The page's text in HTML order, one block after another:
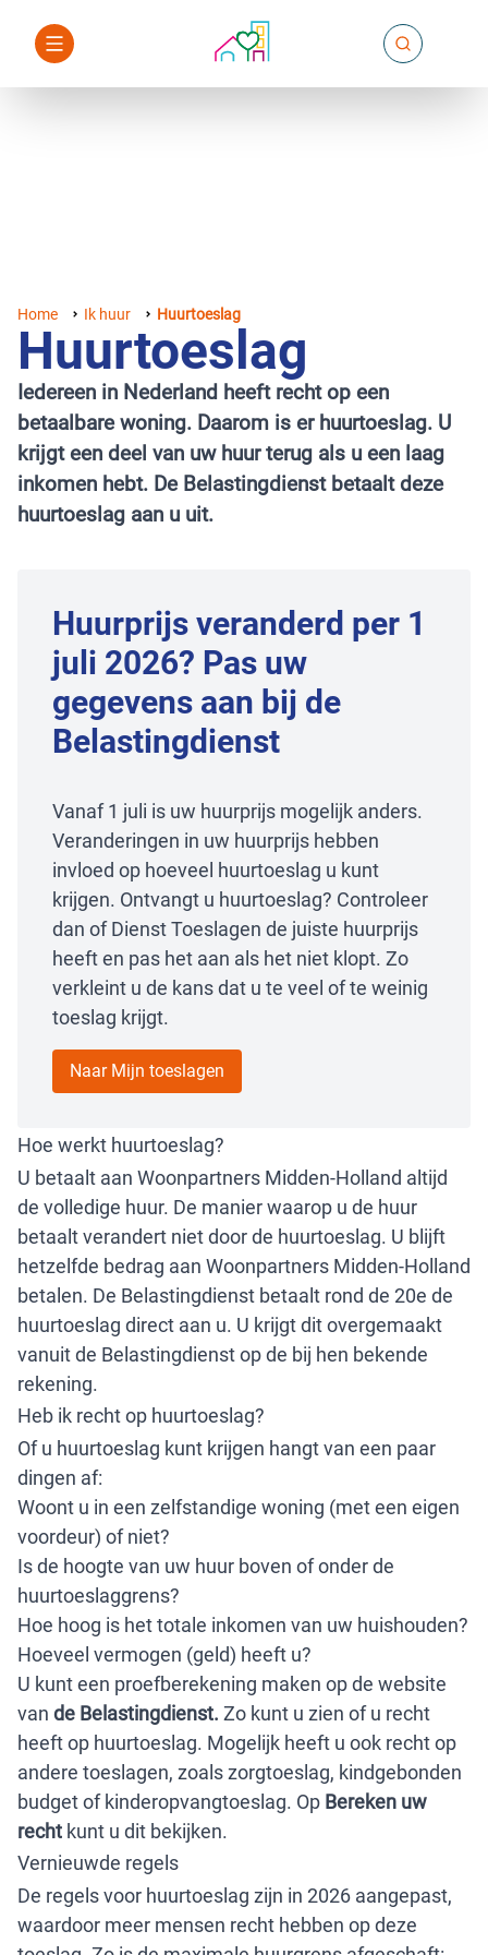
Home Ik huur Huurtoeslag
Huurtoeslag
Iedereen in Nederland heeft recht op een
betaalbare woning. Daarom is er huurtoeslag. U
krijgt een deel van uw huur terug als u een laag
inkomen hebt. De Belastingdienst betaalt deze
huurtoeslag aan u uit.
Huurprijs veranderd per 1
juli 2026? Pas uw
gegevens aan bij de
Belastingdienst
Vanaf 1 juli is uw huurprijs mogelijk anders.
Veranderingen in uw huurprijs hebben
invloed op hoeveel huurtoeslag u kunt
krijgen. Ontvangt u huurtoeslag? Controleer
dan of Dienst Toeslagen de juiste huurprijs
heeft en pas het aan als het niet klopt. Zo
verkleint u de kans dat u te veel of te weinig
toeslag krijgt.
Naar Mijn toeslagen
Hoe werkt huurtoeslag?
U betaalt aan Woonpartners Midden-Holland altijd
de volledige huur. De manier waarop u de huur
betaalt verandert niet door de huurtoeslag. U blijft
hetzelfde bedrag aan Woonpartners Midden-Holland
betalen. De Belastingdienst betaalt rond de 20e de
huurtoeslag direct aan u. U krijgt dit overgemaakt
vanuit de Belastingdienst op de bij hen bekende
rekening.
Heb ik recht op huurtoeslag?
Of u huurtoeslag kunt krijgen hangt van een paar
dingen af:
Woont u in een zelfstandige woning (met een eigen
voordeur) of niet?
Is de hoogte van uw huur boven of onder de
huurtoeslaggrens?
Hoe hoog is het totale inkomen van uw huishouden?
Hoeveel vermogen (geld) heeft u?
U kunt een proefberekening maken op de website
van de Belastingdienst. Zo kunt u zien of u recht
heeft op huurtoeslag. Mogelijk heeft u ook recht op
andere toeslagen, zoals zorgtoeslag, kindgebonden
budget of kinderopvangtoeslag. Op Bereken uw
recht kunt u dit bekijken.
Vernieuwde regels
De regels voor huurtoeslag zijn in 2026 aangepast,
waardoor meer mensen recht hebben op deze